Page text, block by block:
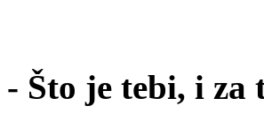
- Što je tebi, i za